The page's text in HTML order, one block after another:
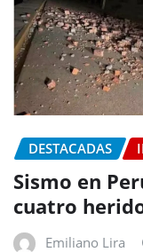
DESTACADAS
Sismo en
cuatro
Emiliano Lira